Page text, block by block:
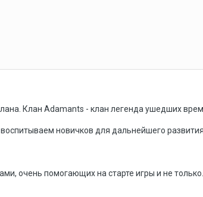
Клан Adamants - клан легенда ушедших
новичков для дальнейшего
очень помогающих на старте игры и не